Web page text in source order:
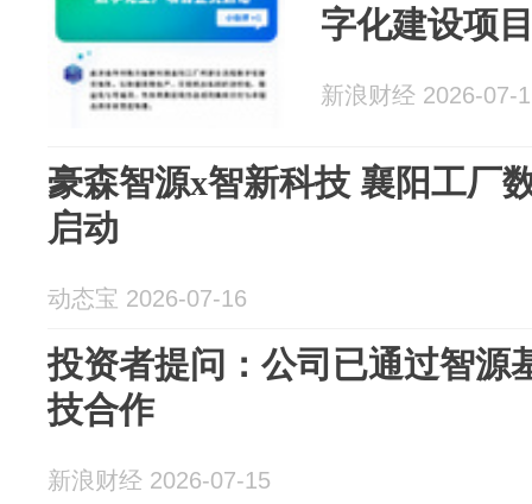
字化建设项
新浪财经 2026-07-
豪森智源x智新科技 襄阳工厂数字化建设项目正式
启动
动态宝 2026-07-16
投资者提问：公司已通过智源
技合作
新浪财经 2026-07-15